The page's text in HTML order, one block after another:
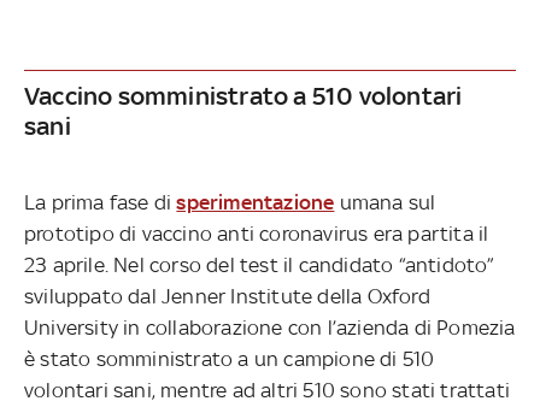
Vaccino somministrato a 510 volontari
sani
La prima fase disperimentazione umana sul
prototipo di vaccino anti coronavirus era partita il
23 aprile. Nel corso del test il candidato “antidoto”
sviluppato dal Jenner Institute della Oxford
University in collaborazione con l’azienda di Pomezia
è stato somministrato a un campione di 510
volontari sani, mentre ad altri 510 sono stati trattati